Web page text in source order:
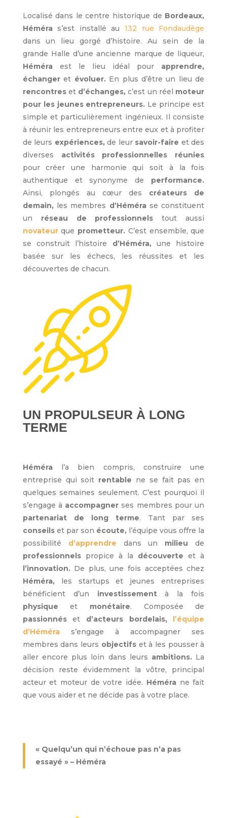
Localisé dans le centre historique de Bordeaux,
Héméras’est installé au132 rue Fondaudège
dans un lieu gorgé d’histoire. Au sein de la
grande Halle d’une ancienne marque de liqueur,
Héméraest le lieu idéal pour apprendre,
échangeret évoluer.En plus d’être un lieu de
rencontreset d’échanges, c’est un réel moteur
pour les jeunes entrepreneurs. Le principe est
simple et particulièrement ingénieux. Il consiste
à réunir les entrepreneurs entre eux et à profiter
de leurs expériences,de leur savoir-faire et des
diverses activités professionnelles
réunies
pour créer une harmonie qui soit à la fois
authentique et synonyme de performance.
Ainsi, plongés au cœur des créateurs de
demain,les membres d’Hémérase constituent
un réseau de professionnels tout aussi
novateurque prometteur. C’est ensemble, que
se construit l’histoire d’Héméra,une histoire
basée sur les échecs, les réussites et les
découvertes de chacun.
UN PROPULSEUR À LONG
TERME
Héméral’a bien compris, construire une
entreprise qui soit rentable ne se fait pas en
quelques semaines seulement. C’est pourquoi il
s’engage à accompagner ses membres pour un
partenariat
de long terme. Tant par ses
conseilset par son écoute, l’équipe vous offre la
possibilité d’apprendre dans un milieu de
professionnelspropice à la découverte et à
l’innovation.De plus, une fois acceptées chez
Héméra,les startups et jeunes entreprises
bénéficient d’un investissementà la fois
physique et monétaire. Composée de
passionnéset d’acteurs bordelais, l’équipe
d’Héméras’engage à accompagner ses
membres dans leurs objectifset à les pousser à
aller encore plus loin dans leurs ambitions. La
décision reste évidemment la vôtre, principal
acteur et moteur de votre idée. Hémérane fait
que vous aider et ne décide pas à votre place.
« Quelqu’un qui n’échoue pas n’a pas
essayé » – Héméra